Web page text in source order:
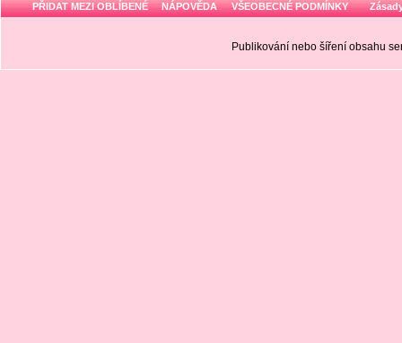
PŘIDAT MEZI OBLÍBENÉ NÁPOVĚDA VŠEOBECNÉ PODMÍNKY
Publikování nebo šíření obsahu